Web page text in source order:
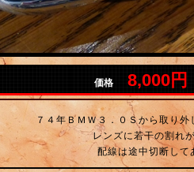
価格 8,000円
７４年ＢＭＷ３．０Ｓから取り
レンズに若干の割れ
配線は途中切断して